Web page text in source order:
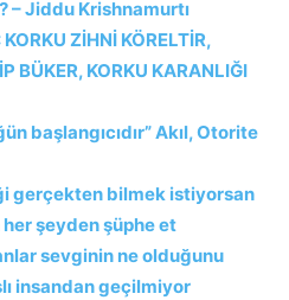
– Jiddu Krishnamurtı
ZİHNİ KÖRELTİR,
BÜKER, KORKU KARANLIĞI
başlangıcıdır” Akıl, Otorite
gerçekten bilmek istiyorsan
şeyden şüphe et
sevginin ne olduğunu
insandan geçilmiyor